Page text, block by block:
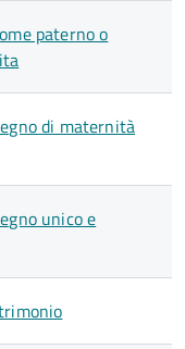
paterno o
di maternità
unico e